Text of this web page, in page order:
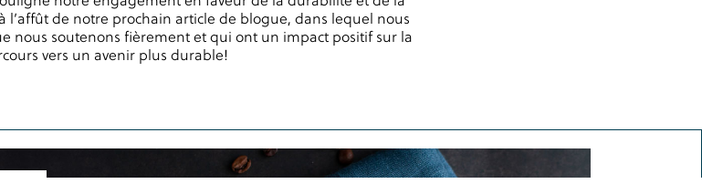
l’affût de notre prochain article de blogue, dans lequel nous
nous soutenons fièrement et qui ont un impact positif sur la
vers un avenir plus durable!